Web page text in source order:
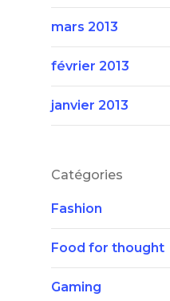
mars 2013
février 2013
janvier 2013
Catégories
Fashion
Food for thought
Gaming